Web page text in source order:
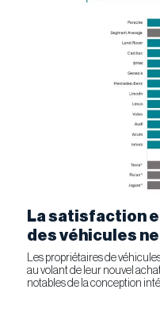
La satisfaction
des véhicules
Les propriétaires de
au volant de leur nouvel
notables de la conception